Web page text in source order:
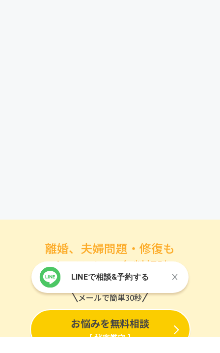
離婚、夫婦問題・修復も
オンラインで無料相談
メールで簡単30秒
お悩みを無料相談
［ 秘密厳守 ］
LINEで相談&予約する